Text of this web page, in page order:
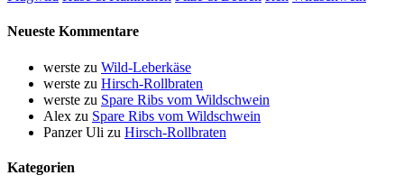
Neueste Kommentare
werste zu Wild-Leberkäse
werste zu Hirsch-Rollbraten
werste zu Spare Ribs vom Wildschwein
Alex zu Spare Ribs vom Wildschwein
Panzer Uli zu Hirsch-Rollbraten
Kategorien